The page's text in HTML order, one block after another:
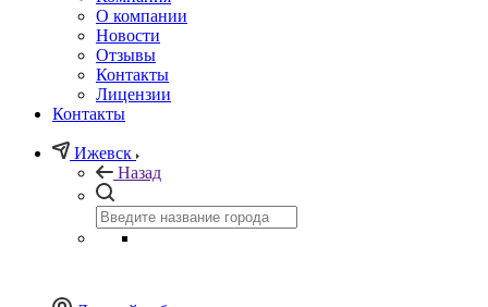
О компании
Новости
Отзывы
Контакты
Лицензии
Контакты
Ижевск
Назад